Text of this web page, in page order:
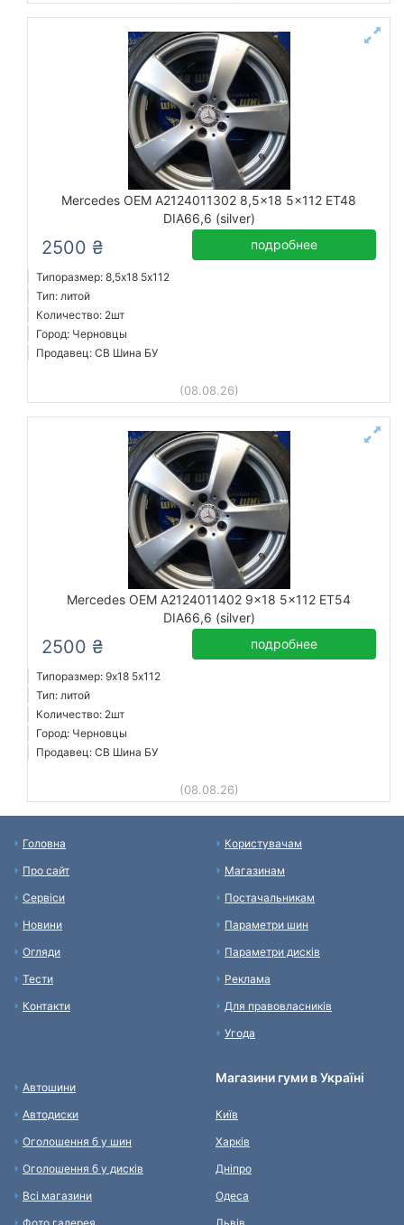
Mercedes OEM A2124011302 8,5x18 5x112 ET48
DIA66,6 (silver)
2500 ₴ подробнее
Типоразмер: 8,5x18 5х112
Тип: литой
Количество: 2шт
Город: Черновцы
Продавец: СВ Шина БУ
(08.08.26)
Mercedes OEM A2124011402 9x18 5x112 ET54
DIA66,6 (silver)
2500 ₴ подробнее
Типоразмер: 9x18 5х112
Тип: литой
Количество: 2шт
Город: Черновцы
Продавец: СВ Шина БУ
(08.08.26)
Головна
Про сайт
Сервіси
Новини
Огляди
Тести
Контакти
Користувачам
Магазинам
Постачальникам
Параметри шин
Параметри дисків
Реклама
Для правовласників
Угода
Автошини
Автодиски
Оголошення б у шин
Оголошення б у дисків
Всі магазини
Магазини гуми в Україні
Київ
Харків
Дніпро
Одеса